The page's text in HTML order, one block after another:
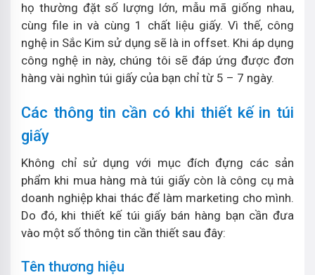
họ thường đặt số lượng lớn, mẫu mã giống nhau,
cùng file in và cùng 1 chất liệu giấy. Vì thế, công
nghệ in Sắc Kim sử dụng sẽ là in offset. Khi áp dụng
công nghệ in này, chúng tôi sẽ đáp ứng được đơn
hàng vài nghìn túi giấy của bạn chỉ từ 5 – 7 ngày.
Các thông tin cần có khi thiết kế in túi
giấy
Không chỉ sử dụng với mục đích đựng các sản
phẩm khi mua hàng mà túi giấy còn là công cụ mà
doanh nghiệp khai thác để làm marketing cho mình.
Do đó, khi thiết kế túi giấy bán hàng bạn cần đưa
vào một số thông tin cần thiết sau đây:
Tên thương hiệu